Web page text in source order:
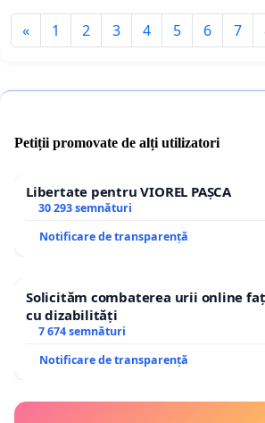
« 1 2 3 4 5 6 7
Petiții promovate de alți utilizatori
Libertate pentru VIOREL PAȘCA
30 293 semnături
Notificare de transparență
Solicităm combaterea urii online
cu dizabilități
7 674 semnături
Notificare de transparență